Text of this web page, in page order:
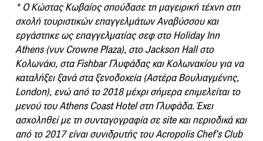
* Ο Κώστας Κωβαίος σπούδασε τη μαγειρική τέχνη στη
σχολή τουριστικών επαγγελμάτων Αναβύσσου και
εργάστηκε ως επαγγελματίας σεφ στο Holiday Inn
Athens (νυν Crowne Plaza), στο Jackson Hall στο
Κολωνάκι, στα Fishbar Γλυφάδας και Κολωνακίου για να
καταλήξει ξανά στα ξενοδοχεία (Αστέρα Βουλιαγμένης,
London), ενώ από το 2018 μέχρι σήμερα επιμελείται το
μενού του Athens Coast Hotel στη Γλυφάδα. Έχει
ασχοληθεί με τη συνταγογραφία σε site και περιοδικά και
από το 2017είναισυνιδρυτής του Acropolis Chef’s Club